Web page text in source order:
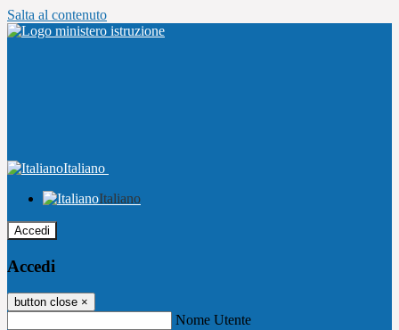
Salta al contenuto
Italiano
Italiano
Accedi
Accedi
button close ×
Nome Utente